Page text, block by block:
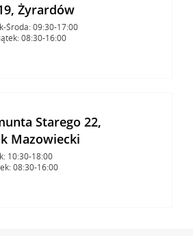
Żyrardów
Środa: 09:30-17:00
08:30-16:00
Starego 22,
Mazowiecki
10:30-18:00
08:30-16:00